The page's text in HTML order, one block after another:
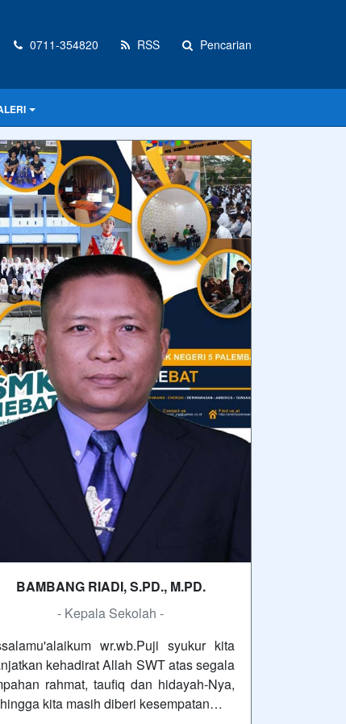
0711-354820 RSS Pencarian
BAMBANG RIADI, S.PD., M.PD.
- Kepala Sekolah -
wr.wb.Puji syukur kita
kehadirat Allah SWT atas segala
rahmat, taufiq dan hidayah-Nya,
kita masih diberi kesempatan…